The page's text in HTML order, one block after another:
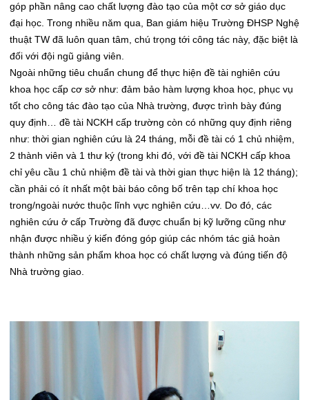
góp phần nâng cao chất lượng đào tạo của một cơ sở giáo dục
đại học. Trong nhiều năm qua, Ban giám hiệu Trường ĐHSP Nghệ
thuật TW đã luôn quan tâm, chú trọng tới công tác này, đặc biệt là
đối với đội ngũ giảng viên.
Ngoài những tiêu chuẩn chung để thực hiện đề tài nghiên cứu
khoa học cấp cơ sở như: đảm bảo hàm lượng khoa học, phục vụ
tốt cho công tác đào tạo của Nhà trường, được trình bày đúng
quy định… đề tài NCKH cấp trường còn có những quy định riêng
như: thời gian nghiên cứu là 24 tháng, mỗi đề tài có 1 chủ nhiệm,
2 thành viên và 1 thư ký (trong khi đó, với đề tài NCKH cấp khoa
chỉ yêu cầu 1 chủ nhiệm đề tài và thời gian thực hiện là 12 tháng);
cần phải có ít nhất một bài báo công bố trên tạp chí khoa học
trong/ngoài nước thuộc lĩnh vực nghiên cứu…vv. Do đó, các
nghiên cứu ở cấp Trường đã được chuẩn bị kỹ lưỡng cũng như
nhận được nhiều ý kiến đóng góp giúp các nhóm tác giả hoàn
thành những sản phẩm khoa học có chất lượng và đúng tiến độ
Nhà trường giao.